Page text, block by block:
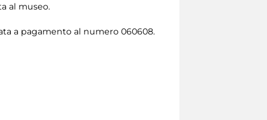
al museo.
a pagamento al numero 060608.